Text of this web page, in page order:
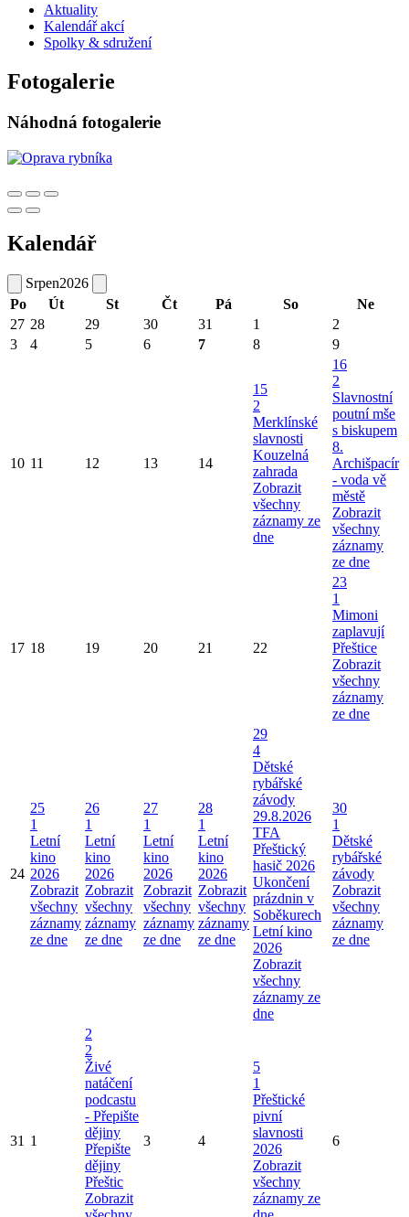
Aktuality
Kalendář akcí
Spolky & sdružení
Fotogalerie
Náhodná fotogalerie
Kalendář
Srpen2026
Po
Út St Čt Pá So
Ne
27 28 29 30 31 1
2
3
4 5 6 7 8 9
10 11 12 13 14
15
2
Merklínské
slavnosti
Kouzelná
zahrada
Zobrazit
všechny
záznamy ze
dne
16
2
Slavnostní
poutní mše
s biskupem
8.
Archišpacír
- voda vě
městě
Zobrazit
všechny
záznamy
ze dne
17 18 19 20 21 22
23
1
Mimoni
zaplavují
Přeštice
Zobrazit
všechny
záznamy
ze dne
24
25
1
Letní
kino
2026
Zobrazit
všechny
záznamy
ze dne
26
1
Letní
kino
2026
Zobrazit
všechny
záznamy
ze dne
27
1
Letní
kino
2026
Zobrazit
všechny
záznamy
ze dne
28
1
Letní
kino
2026
Zobrazit
všechny
záznamy
ze dne
29
4
Dětské
rybářské
závody
29.8.2026
TFA
Přeštický
hasič 2026
Ukončení
prázdnin v
Soběkurech
Letní kino
2026
Zobrazit
všechny
záznamy ze
dne
30
1
Dětské
rybářské
závody
Zobrazit
všechny
záznamy
ze dne
31 1
2
2
Živé
natáčení
podcastu
- Přepište
dějiny
Přepište
dějiny
Přeštic
Zobrazit
3 4
5
1
Přeštické
pivní
slavnosti
2026
Zobrazit
všechny
záznamy ze
6